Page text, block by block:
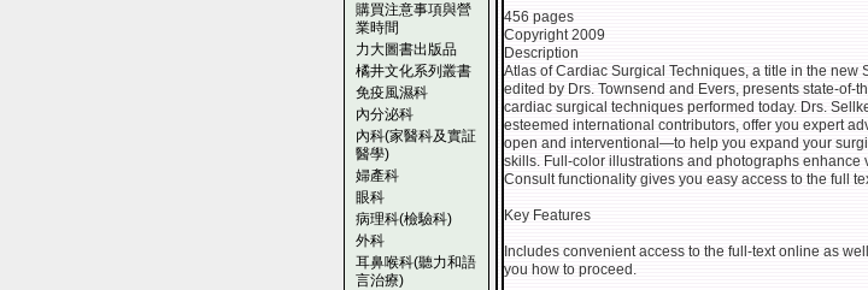
購買注意事項與營
業時間
力大圖書出版品
橘井文化系列叢書
免疫風濕科
內分泌科
內科(家醫科及實証
醫學)
婦產科
眼科
病理科(檢驗科)
外科
耳鼻喉科(聽力和語
言治療)
456 pages
Copyright 2009
Description
Atlas of Cardiac Surgical Techniques, a title in the new
edited by Drs. Townsend and Evers, presents state-of-
cardiac surgical techniques performed today. Drs.
esteemed international contributors, offer you expert
open and interventional—to help you expand your
skills. Full-color illustrations and photographs enhance
Consult functionality gives you easy access to the full
Key Features
Includes convenient access to the full-text online as
you how to proceed.